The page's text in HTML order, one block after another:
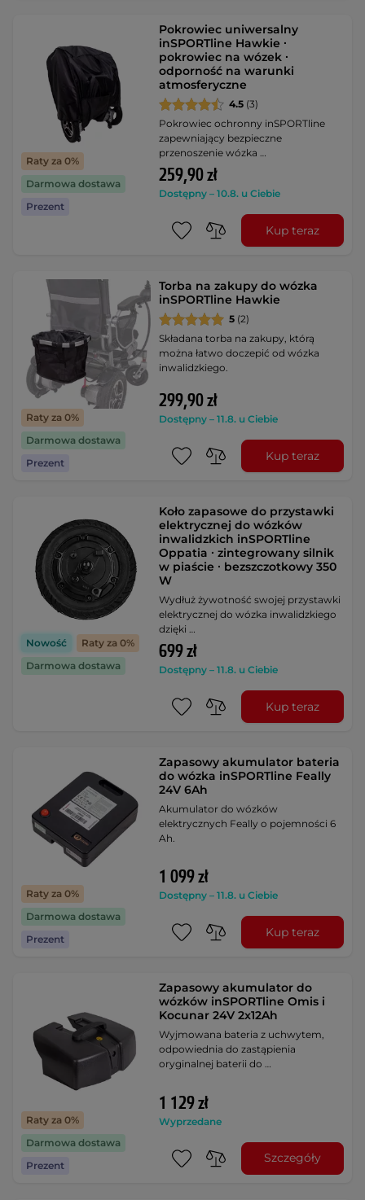
Raty za 0%
Darmowa dostawa
Prezent
Pokrowiec uniwersalny
inSPORTline Hawkie ∙
pokrowiec na wózek ∙
odporność na warunki
atmosferyczne
4.5 (3)
Pokrowiec ochronny inSPORTline
zapewniający bezpieczne
przenoszenie wózka …
259,90 zł
Dostępny – 10.8. u Ciebie
Kup teraz
Raty za 0%
Darmowa dostawa
Prezent
Torba na zakupy do wózka
inSPORTline Hawkie
5 (2)
Składana torba na zakupy, którą
można łatwo doczepić od wózka
inwalidzkiego.
299,90 zł
Dostępny – 11.8. u Ciebie
Kup teraz
Nowość
Raty za 0%
Darmowa dostawa
Koło zapasowe do przystawki
elektrycznej do wózków
inwalidzkich inSPORTline
Oppatia ∙ zintegrowany silnik
w piaście ∙ bezszczotkowy 350
W
Wydłuż żywotność swojej przystawki
elektrycznej do wózka inwalidzkiego
dzięki …
699 zł
Dostępny – 11.8. u Ciebie
Kup teraz
Raty za 0%
Darmowa dostawa
Prezent
Zapasowy akumulator bateria
do wózka inSPORTline Feally
24V 6Ah
Akumulator do wózków
elektrycznych Feally o pojemności 6
Ah.
1 099 zł
Dostępny – 11.8. u Ciebie
Kup teraz
Raty za 0%
Darmowa dostawa
Prezent
Zapasowy akumulator do
wózków inSPORTline Omis i
Kocunar 24V 2x12Ah
Wyjmowana bateria z uchwytem,
odpowiednia do zastąpienia
oryginalnej baterii do …
1 129 zł
Wyprzedane
Szczegóły